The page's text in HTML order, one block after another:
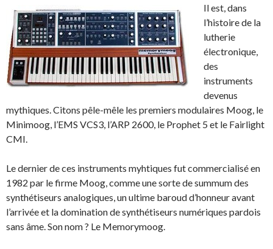
Il est, dans
l’histoire de la
lutherie
électronique,
des
instruments
devenus
mythiques. Citons pêle-mêle les premiers modulaires Moog, le
Minimoog, l’EMS VCS3, l’ARP 2600, le Prophet 5 et le Fairlight
CMI.
Le dernier de ces instruments myhtiques fut commercialisé en
1982 par le firme Moog, comme une sorte de summum des
synthétiseurs analogiques, un ultime baroud d’honneur avant
l’arrivée et la domination de synthétiseurs numériques pardois
sans âme. Son nom ? Le Memorymoog.